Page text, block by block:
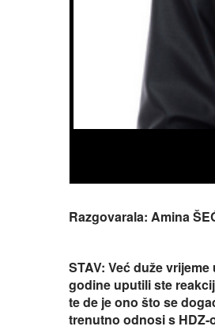
Razgovarala: Amina
STAV: Već duže
godine uputili ste
te de je ono što se
trenutno odnosi s HDZ-